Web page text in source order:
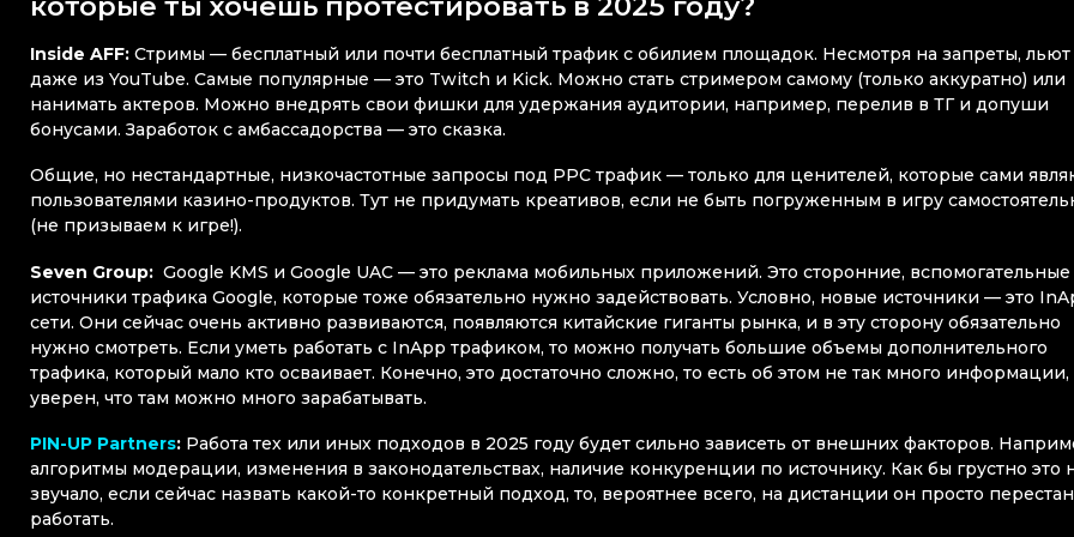
Inside AFF: Стримы — бесплатный или почти бесплатный трафик с обилием площадок. Несмотря на запреты, льют
даже из YouTube. Самые популярные — это Twitch и Kick. Можно стать стримером самому (только аккуратно) или
нанимать актеров. Можно внедрять свои фишки для удержания аудитории, например, перелив в ТГ и допуши
бонусами. Заработок с амбассадорства — это сказка.
Общие, но нестандартные, низкочастотные запросы под PPC трафик — только для ценителей, которые сами
пользователями казино-продуктов. Тут не придумать креативов, если не быть погруженным в игру
(не призываем к игре!).
Seven Group: Google KMS и Google UAC — это реклама мобильных приложений. Это сторонние, вспомогательные
источники трафика Google, которые тоже обязательно нужно задействовать. Условно, новые источники — это
сети. Они сейчас очень активно развиваются, появляются китайские гиганты рынка, и в эту сторону обязательно
нужно смотреть. Если уметь работать с InApp трафиком, то можно получать большие объемы дополнительного
трафика, который мало кто осваивает. Конечно, это достаточно сложно, то есть об этом не так много информации,
уверен, что там можно много зарабатывать.
PIN-UP Partners: Работа тех или иных подходов в 2025 году будет сильно зависеть от внешних факторов.
алгоритмы модерации, изменения в законодательствах, наличие конкуренции по источнику. Как бы грустно это
звучало, если сейчас назвать какой-то конкретный подход, то, вероятнее всего, на дистанции он просто
работать.